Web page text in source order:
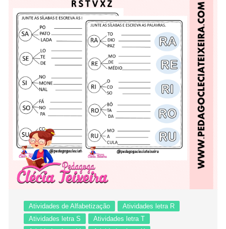
Atividades de Alfabetização
Atividades letra R
Atividades letra S
Atividades letra T